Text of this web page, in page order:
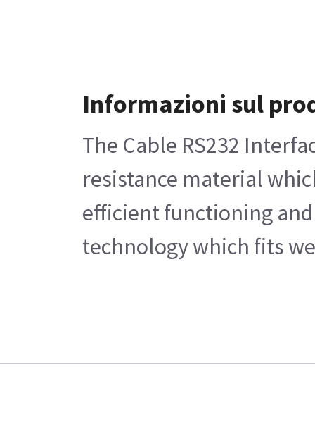
Informazioni sul
The Cable RS232
resistance material
efficient functioning and
technology which fits